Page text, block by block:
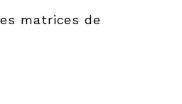
matrices de